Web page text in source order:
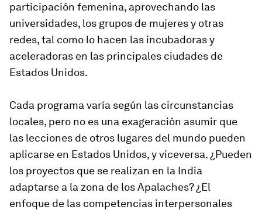
participación femenina, aprovechando las
universidades, los grupos de mujeres y otras
redes, tal como lo hacen las incubadoras y
aceleradoras en las principales ciudades de
Estados Unidos.
Cada programa varía según las circunstancias
locales, pero no es una exageración asumir que
las lecciones de otros lugares del mundo pueden
aplicarse en Estados Unidos, y viceversa. ¿Pueden
los proyectos que se realizan en la India
adaptarse a la zona de los Apalaches? ¿El
enfoque de las competencias interpersonales